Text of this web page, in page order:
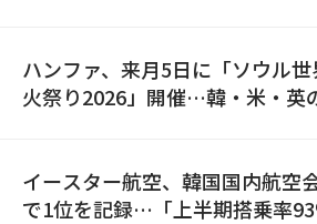
ハンファ、来月5日に「ソウル
火祭り2026」開催…韓・米・英
イースター航空、韓国国内航空
で1位を記録…「上半期搭乗率